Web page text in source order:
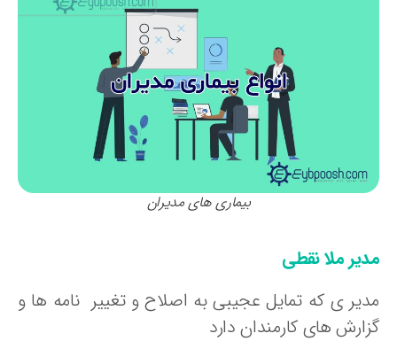
بیماری های مدیران
ملا نقطی
ی که تمایل عجیبی به اصلاح و تغییر نامه ها و
های کارمندان دارد